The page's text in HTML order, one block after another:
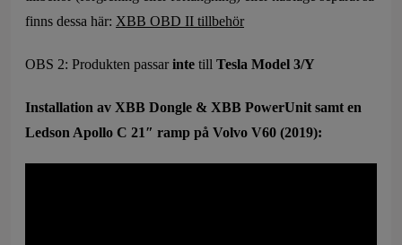
finns dessa här: XBB OBD II tillbehör
OBS 2: Produkten passar inte till Tesla Model 3/Y
Installation av XBB Dongle & XBB PowerUnit samt en
Ledson Apollo C 21″ ramp på Volvo V60 (2019):